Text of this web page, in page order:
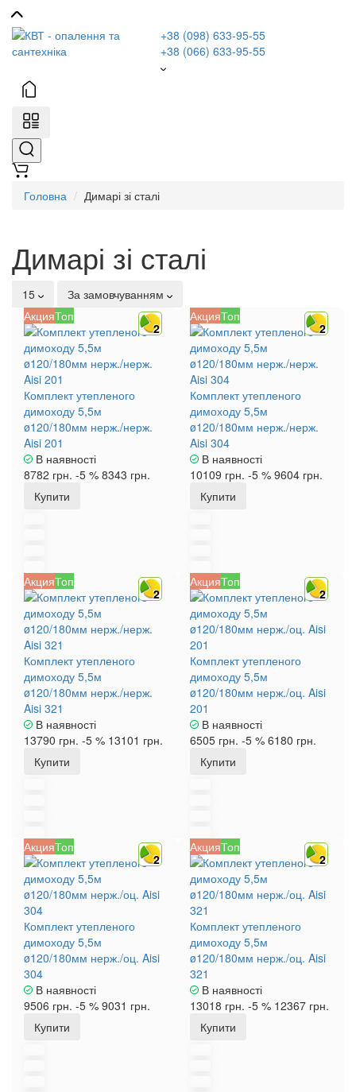
+38 (098) 633-95-55
+38 (066) 633-95-55
Головна Димарі зі сталі
Димарі зі сталі
15 За замовчуванням
2
АкцияТоп
Комплект утепленого
димоходу 5,5м
ø120/180мм нерж./нерж.
Aisi 201
В наявності
8782 грн. -5 % 8343 грн.
Купити
2
АкцияТоп
Комплект утепленого
димоходу 5,5м
ø120/180мм нерж./нерж.
Aisi 304
В наявності
10109 грн. -5 % 9604 грн.
Купити
2
АкцияТоп
Комплект утепленого
димоходу 5,5м
ø120/180мм нерж./нерж.
Aisi 321
В наявності
13790 грн. -5 % 13101 грн.
Купити
2
АкцияТоп
Комплект утепленого
димоходу 5,5м
ø120/180мм нерж./оц. Aisi
201
В наявності
6505 грн. -5 % 6180 грн.
Купити
2
АкцияТоп
Комплект утепленого
димоходу 5,5м
ø120/180мм нерж./оц. Aisi
304
В наявності
9506 грн. -5 % 9031 грн.
Купити
2
АкцияТоп
Комплект утепленого
димоходу 5,5м
ø120/180мм нерж./оц. Aisi
321
В наявності
13018 грн. -5 % 12367 грн.
Купити